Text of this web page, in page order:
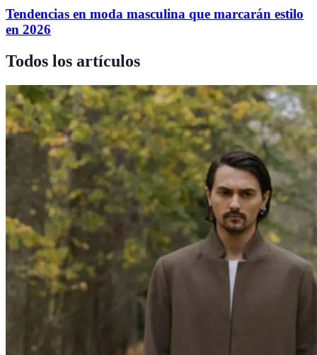
Tendencias en moda masculina que marcarán estilo
en 2026
Todos los artículos